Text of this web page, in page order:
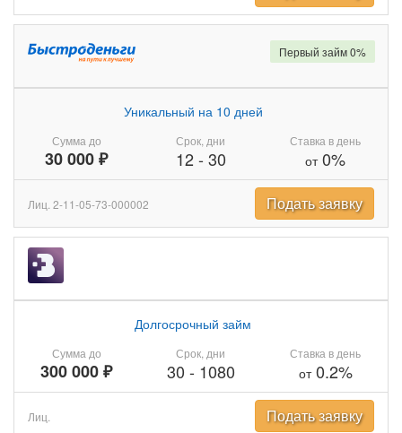
Сумма до
30 000 ₽
Уникальный на 10 дней
Срок, дни
12- 30
Ставка в день
от0%
Первый займ 0%
Лиц. 2-11-05-73-000002 Подать заявку
Сумма до
300 000 ₽
Долгосрочный займ
Срок, дни
30 - 1080
Ставка в день
от0.2%
Лиц. Подать заявку